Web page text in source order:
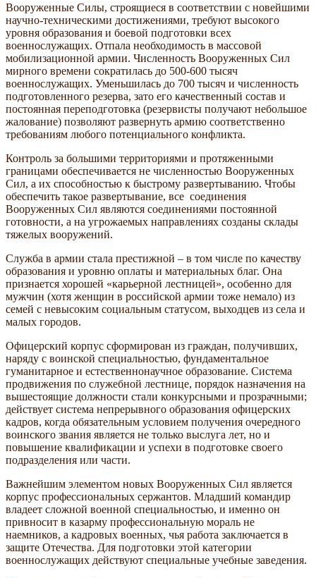
Вооруженные Силы, строящиеся в соответствии с новейшими
научно-техническими достижениями, требуют высокого
уровня образования и боевой подготовки всех
военнослужащих. Отпала необходимость в массовой
мобилизационной армии. Численность Вооруженных Сил
мирного времени сократилась до 500-600 тысяч
военнослужащих. Уменьшилась до 700 тысяч и численность
подготовленного резерва, зато его качественный состав и
постоянная переподготовка (резервисты получают небольшое
жалование) позволяют развернуть армию соответственно
требованиям любого потенциального конфликта.
Контроль за большими территориями и протяженными
границами обеспечивается не численностью Вооруженных
Сил, а их способностью к быстрому развертыванию. Чтобы
обеспечить такое развертывание, все соединения
Вооруженных Сил являются соединениями постоянной
готовности, а на угрожаемых направлениях созданы склады
тяжелых вооружений.
Служба в армии стала престижной – в том числе по качеству
образования и уровню оплаты и материальных благ. Она
признается хорошей «карьерной лестницей», особенно для
мужчин (хотя женщин в российской армии тоже немало) из
семей с невысоким социальным статусом, выходцев из села и
малых городов.
Офицерский корпус сформирован из граждан, получивших,
наряду с воинской специальностью, фундаментальное
гуманитарное и естественнонаучное образование. Система
продвижения по служебной лестнице, порядок назначения на
вышестоящие должности стали конкурсными и прозрачными;
действует система непрерывного образования офицерских
кадров, когда обязательным условием получения очередного
воинского звания является не только выслуга лет, но и
повышение квалификации и успехи в подготовке своего
подразделения или части.
Важнейшим элементом новых Вооруженных Сил является
корпус профессиональных сержантов. Младший командир
владеет сложной военной специальностью, и именно он
привносит в казарму профессиональную мораль не
наемников, а кадровых военных, чья работа заключается в
защите Отечества. Для подготовки этой категории
военнослужащих действуют специальные учебные заведения.